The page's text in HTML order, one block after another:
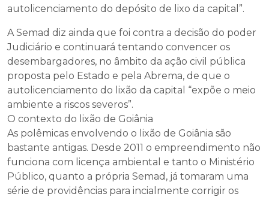
autolicenciamento do depósito de lixo da capital”.
A Semad diz ainda que foi contra a decisão do poder
Judiciário e continuará tentando convencer os
desembargadores, no âmbito da ação civil pública
proposta pelo Estado e pela Abrema, de que o
autolicenciamento do lixão da capital “expõe o meio
ambiente a riscos severos”.
O contexto do lixão de Goiânia
As polêmicas envolvendo o lixão de Goiânia são
bastante antigas. Desde 2011 o empreendimento não
funciona com licença ambiental e tanto o Ministério
Público, quanto a própria Semad, já tomaram uma
série de providências para incialmente corrigir os